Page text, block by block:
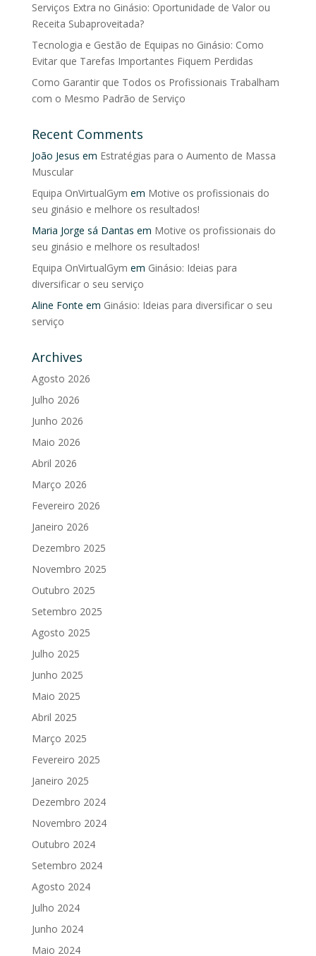
Serviços Extra no Ginásio: Oportunidade de Valor ou
Receita Subaproveitada?
Tecnologia e Gestão de Equipas no Ginásio: Como
Evitar que Tarefas Importantes Fiquem Perdidas
Como Garantir que Todos os Profissionais Trabalham
com o Mesmo Padrão de Serviço
Recent Comments
João Jesus em Estratégias para o Aumento de Massa
Muscular
Equipa OnVirtualGym em Motive os profissionais do
seu ginásio e melhore os resultados!
Maria Jorge sá Dantas em Motive os profissionais do
seu ginásio e melhore os resultados!
Equipa OnVirtualGym em Ginásio: Ideias para
diversificar o seu serviço
Aline Fonte em Ginásio: Ideias para diversificar o seu
serviço
Archives
Agosto 2026
Julho 2026
Junho 2026
Maio 2026
Abril 2026
Março 2026
Fevereiro 2026
Janeiro 2026
Dezembro 2025
Novembro 2025
Outubro 2025
Setembro 2025
Agosto 2025
Julho 2025
Junho 2025
Maio 2025
Abril 2025
Março 2025
Fevereiro 2025
Janeiro 2025
Dezembro 2024
Novembro 2024
Outubro 2024
Setembro 2024
Agosto 2024
Julho 2024
Junho 2024
Maio 2024